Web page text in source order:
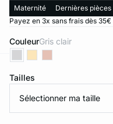
Maternité
Dernières pièces
Payez en 3x sans frais dès 35€
Couleur gris clair
Tailles
Sélectionner ma taille